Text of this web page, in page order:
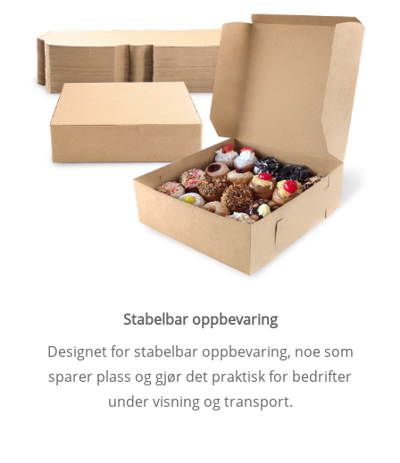
Stabelbar oppbevaring
Designet for stabelbar oppbevaring, noe som
sparer plass og gjør det praktisk for bedrifter
under visning og transport.